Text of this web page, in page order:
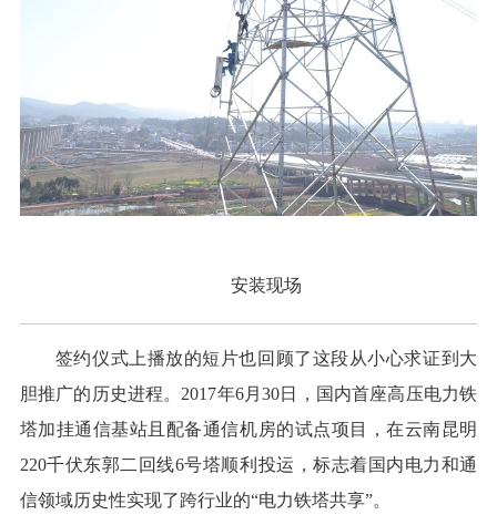
安装现场
签约仪式上播放的短片也回顾了这段从小心求证到大
胆推广的历史进程。2017年6月30日，国内首座高压电力铁
塔加挂通信基站且配备通信机房的试点项目，在云南昆明
220千伏东郭二回线6号塔顺利投运，标志着国内电力和通
信领域历史性实现了跨行业的“电力铁塔共享”。